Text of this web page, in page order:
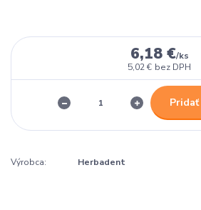
6,18 €/ks
5,02 € bez DPH
Výrobca: Herbadent